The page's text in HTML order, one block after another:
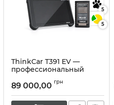
5
5
ThinkCar T391 EV —
профессиональный
электромобилей и
Артикул:10419
89 000,00 грн